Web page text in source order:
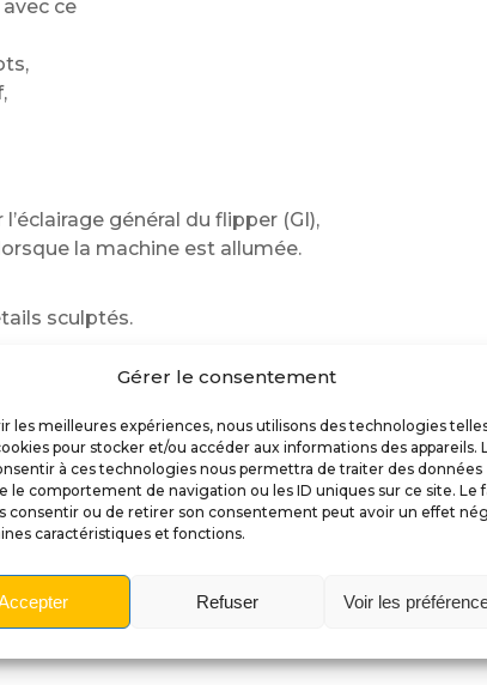
Gérer le consentement
les meilleures expériences, nous utilisons des technologies
pour stocker et/ou accéder aux informations des appareils.
à ces technologies nous permettra de traiter des données
le comportement de navigation ou les ID uniques sur ce site. Le
consentir ou de retirer son consentement peut avoir un effet
caractéristiques et fonctions.
Refuser Voir les
ce
général du flipper (GI),
la machine est allumée.
sculptés.
de la bille sur le plateau.
score.
valeur tout en conservant une excellente
et d’animation à la zone centrale du flipper,